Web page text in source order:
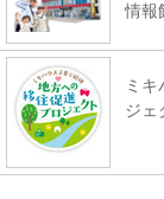
情報
ミ
ジェ